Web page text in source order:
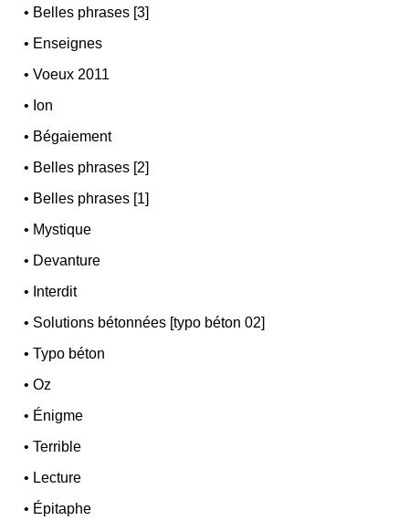
• Belles phrases [3]
• Enseignes
•Voeux 2011
• Ion
• Bégaiement
• Belles phrases [2]
• Belles phrases [1]
• Mystique
• Devanture
• Interdit
• Solutions bétonnées [typo béton 02]
•Typo béton
•Oz
• Énigme
•Terrible
• Lecture
• Épitaphe